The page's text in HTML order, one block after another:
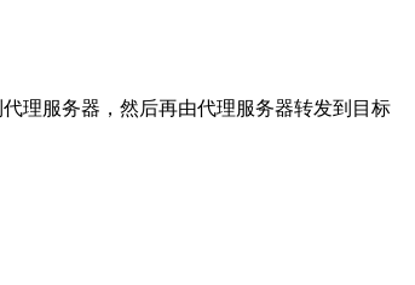
理服务器，然后再由代理服务器转发到目标